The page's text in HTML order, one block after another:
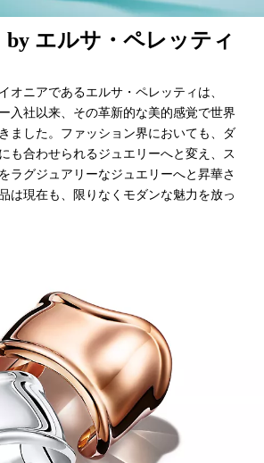
エルサ・ペレッティ
オニアであるエルサ・ペレッティは、
入社以来、その革新的な美的感覚で世界
ました。ファッション界においても、ダ
も合わせられるジュエリーへと変え、ス
ラグジュアリーなジュエリーへと昇華さ
は現在も、限りなくモダンな魅力を放っ